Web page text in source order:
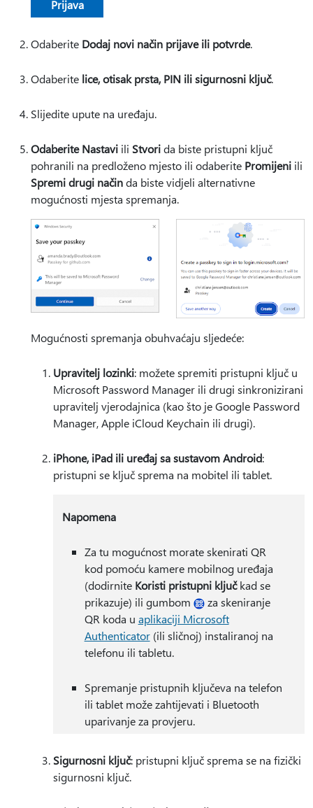
Prijava
Odaberite Dodaj novi način prijave ili potvrde.
Odaberite lice, otisak prsta, PIN ili sigurnosni ključ.
Slijedite upute na uređaju.
Odaberite Nastavi ili Stvorida biste pristupni ključ
pohranili na predloženo mjesto ili odaberite Promijeni ili
Spremi drugi načinda biste vidjeli alternativne
mogućnosti mjesta spremanja.
Mogućnosti spremanja obuhvaćaju sljedeće:
Upravitelj lozinki: možete spremiti pristupni ključ u
Microsoft Password Manager ili drugi sinkronizirani
upravitelj vjerodajnica (kao što je Google Password
Manager, Apple iCloud Keychain ili drugi).
iPhone, iPad ili uređaj sa sustavom Android:
pristupni se ključ sprema na mobitel ili tablet.
Napomena
Za tu mogućnost morate skenirati QR
kod pomoću kamere mobilnog uređaja
(dodirnite Koristi pristupni ključkad se
prikazuje) ili gumbom
za skeniranje
QR koda u aplikaciji Microsoft
Authenticator(ili sličnoj) instaliranoj na
telefonu ili tabletu.
Spremanje pristupnih ključeva na telefon
ili tablet može zahtijevati i Bluetooth
uparivanje za provjeru.
Sigurnosni ključ: pristupni ključ sprema se na fizički
sigurnosni ključ.